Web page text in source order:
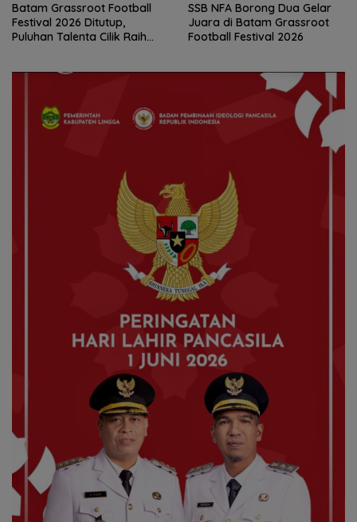
Batam Grassroot Football
Festival 2026 Ditutup,
Puluhan Talenta Cilik Raih
SSB NFA Borong Dua Gelar
Juara di Batam Grassroot
Football Festival 2026